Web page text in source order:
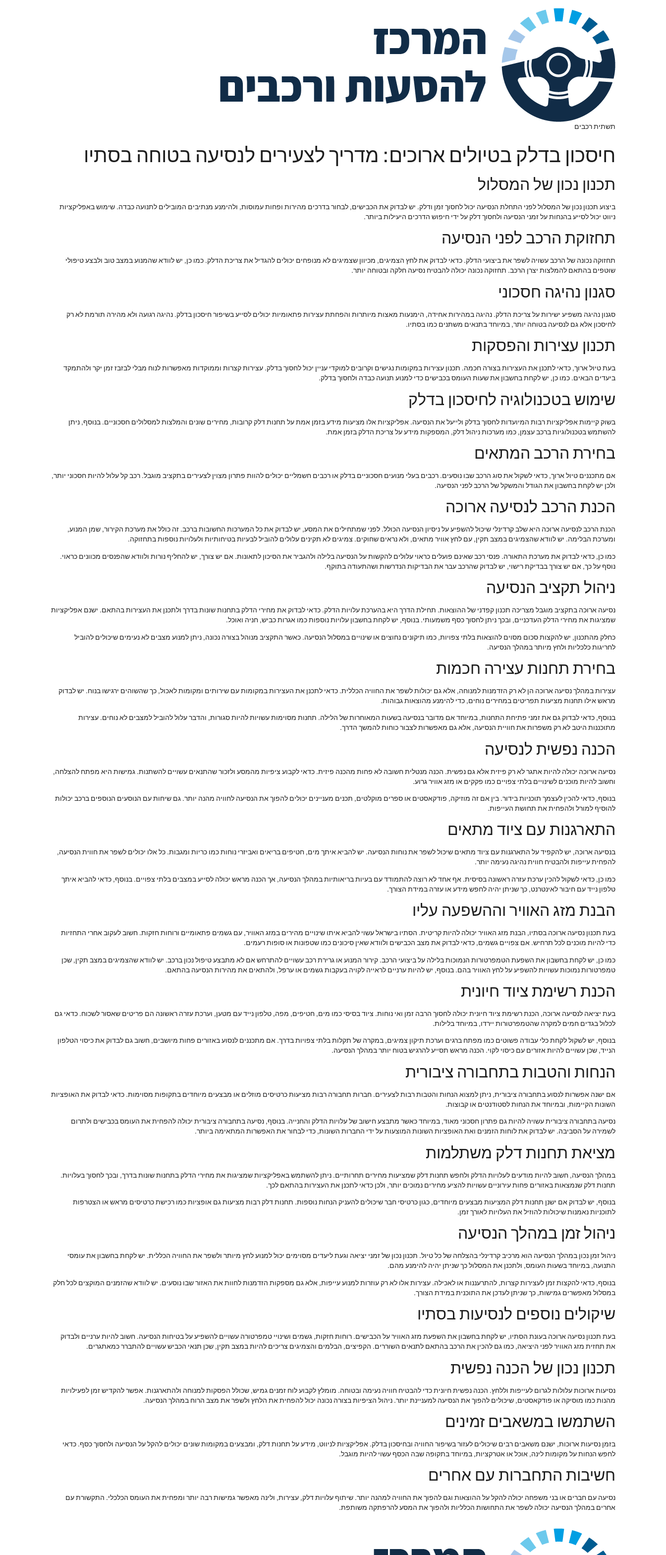
תשתית רכבים
חיסכון בדלק בטיולים ארוכים: מדריך לצעירים לנסיעה בטוחה בסתיו
תכנון נכון של המסלול
ביצוע תכנון נכון של המסלול לפני התחלת הנסיעה יכול לחסוך זמן ודלק. יש לבדוק את הכבישים, לבחור בדרכים מהירות ופחות עמוסות, ולהימנע מנתיבים המובילים לתנועה כבדה. שימוש באפליקציות
ניווט יכול לסייע בהנחות על זמני הנסיעה ולחסוך דלק על ידי חיפוש הדרכים היעילות ביותר.
תחזוקת הרכב לפני הנסיעה
תחזוקה נכונה של הרכב עשויה לשפר את ביצועי הדלק. כדאי לבדוק את לחץ הצמיגים, מכיוון שצמיגים לא מנופחים יכולים להגדיל את צריכת הדלק. כמו כן, יש לוודא שהמנוע במצב טוב ולבצע טיפולי
שוטפים בהתאם להמלצות יצרן הרכב. תחזוקה נכונה יכולה להבטיח נסיעה חלקה ובטוחה יותר.
סגנון נהיגה חסכוני
סגנון נהיגה משפיע ישירות על צריכת הדלק. נהיגה במהירות אחידה, הימנעות מאצות מיותרות והפחתת עצירות פתאומיות יכולים לסייע בשיפור חיסכון בדלק. נהיגה רגועה ולא מהירה תורמת לא רק
לחיסכון אלא גם לנסיעה בטוחה יותר, במיוחד בתנאים משתנים כמו בסתיו.
תכנון עצירות והפסקות
בעת טיול ארוך, כדאי לתכנן את העצירות בצורה חכמה. תכנון עצירות במקומות נגישים וקרובים למוקדי עניין יכול לחסוך בדלק. עצירות קצרות וממוקדות מאפשרות לנוח מבלי לבזבז זמן יקר ולהתמקד
ביעדים הבאים. כמו כן, יש לקחת בחשבון את שעות העומס בכבישים כדי למנוע תנועה כבדה ולחסוך בדלק.
שימוש בטכנולוגיה לחיסכון בדלק
בשוק קיימות אפליקציות רבות המיועדות לחסוך בדלק ולייעל את הנסיעה. אפליקציות אלו מציעות מידע בזמן אמת על תחנות דלק קרובות, מחירים שונים והמלצות למסלולים חסכוניים. בנוסף, ניתן
להשתמש בטכנולוגיות ברכב עצמן, כמו מערכות ניהול דלק, המספקות מידע על צריכת הדלק בזמן אמת.
בחירת הרכב המתאים
אם מתכננים טיול ארוך, כדאי לשקול את סוג הרכב שבו נוסעים. רכבים בעלי מנועים חסכוניים בדלק או רכבים חשמליים יכולים להוות פתרון מצוין לצעירים בתקציב מוגבל. רכב קל עלול להיות חסכוני יותר,
ולכן יש לקחת בחשבון את הגודל והמשקל של הרכב לפני הנסיעה.
הכנת הרכב לנסיעה ארוכה
הכנת הרכב לנסיעה ארוכה היא שלב קרדינלי שיכול להשפיע על ניסיון הנסיעה הכולל. לפני שמתחילים את המסע, יש לבדוק את כל המערכות החשובות ברכב. זה כולל את מערכת הקירור, שמן המנוע,
ומערכת הבלימה. יש לוודא שהצמיגים במצב תקין, עם לחץ אוויר מתאים, ולא נראים שחוקים. צמיגים לא תקינים עלולים להוביל לבעיות בטיחותיות ולעלויות נוספות בתחזוקה.
כמו כן, כדאי לבדוק את מערכת התאורה. פנסי רכב שאינם פועלים כראוי עלולים להקשות על הנסיעה בלילה ולהגביר את הסיכון לתאונות. אם יש צורך, יש להחליף נורות ולוודא שהפנסים מכוונים כראוי.
נוסף על כך, אם יש צורך בבדיקת רישוי, יש לבדוק שהרכב עבר את הבדיקות הנדרשות ושהתעודה בתוקף.
ניהול תקציב הנסיעה
נסיעה ארוכה בתקציב מוגבל מצריכה תכנון קפדני של ההוצאות. תחילת הדרך היא בהערכת עלויות הדלק. כדאי לבדוק את מחירי הדלק בתחנות שונות בדרך ולתכנן את העצירות בהתאם. ישנם אפליקציות
שמציגות את מחירי הדלק העדכניים, ובכך ניתן לחסוך כסף משמעותי. בנוסף, יש לקחת בחשבון עלויות נוספות כמו אגרות כביש, חניה ואוכל.
כחלק מהתכנון, יש להקצות סכום מסוים להוצאות בלתי צפויות, כמו תיקונים נחוצים או שינויים במסלול הנסיעה. כאשר התקציב מנוהל בצורה נכונה, ניתן למנוע מצבים לא נעימים שיכולים להוביל
לחריגות כלכליות ולחץ מיותר במהלך הנסיעה.
בחירת תחנות עצירה חכמות
עצירות במהלך נסיעה ארוכה הן לא רק הזדמנות למנוחה, אלא גם יכולות לשפר את החוויה הכללית. כדאי לתכנן את העצירות במקומות עם שירותים ומקומות לאכול, כך שהשוהים ירגישו בנוח. יש לבדוק
מראש אילו תחנות מציעות תפריטים במחירים נוחים, כדי להימנע מהוצאות גבוהות.
בנוסף, כדאי לבדוק גם את זמני פתיחת התחנות, במיוחד אם מדובר בנסיעה בשעות המאוחרות של הלילה. תחנות מסוימות עשויות להיות סגורות, והדבר עלול להוביל למצבים לא נוחים. עצירות
מתוכננות היטב לא רק משפרות את חוויית הנסיעה, אלא גם מאפשרות לצבור כוחות להמשך הדרך.
הכנה נפשית לנסיעה
נסיעה ארוכה יכולה להיות אתגר לא רק פיזית אלא גם נפשית. הכנה מנטלית חשובה לא פחות מהכנה פיזית. כדאי לקבוע ציפיות מהמסע ולזכור שהתנאים עשויים להשתנות. גמישות היא מפתח להצלחה,
וחשוב להיות מוכנים לשינויים בלתי צפויים כמו פקקים או מזג אוויר גרוע.
בנוסף, כדאי להכין לעצמך תוכניות בידור. בין אם זה מוזיקה, פודקאסטים או ספרים מוקלטים, תכנים מעניינים יכולים להפוך את הנסיעה לחוויה מהנה יותר. גם שיחות עם הנוסעים הנוספים ברכב יכולות
להוסיף למורל ולהפחית את תחושת העייפות.
התארגנות עם ציוד מתאים
בנסיעה ארוכה, יש להקפיד על התארגנות עם ציוד מתאים שיכול לשפר את נוחות הנסיעה. יש להביא איתך מים, חטיפים בריאים ואביזרי נוחות כמו כריות ומגבות. כל אלו יכולים לשפר את חווית הנסיעה,
להפחית עייפות ולהבטיח חווית נהיגה נעימה יותר.
כמו כן, כדאי לשקול להכין ערכת עזרה ראשונה בסיסית. אף אחד לא רוצה להתמודד עם בעיות בריאותיות במהלך הנסיעה, אך הכנה מראש יכולה לסייע במצבים בלתי צפויים. בנוסף, כדאי להביא איתך
טלפון נייד עם חיבור לאינטרנט, כך שניתן יהיה לחפש מידע או עזרה במידת הצורך.
הבנת מזג האוויר וההשפעה עליו
בעת תכנון נסיעה ארוכה בסתיו, הבנת מזג האוויר יכולה להיות קריטית. הסתיו בישראל עשוי להביא איתו שינויים מהירים במזג האוויר, עם גשמים פתאומיים ורוחות חזקות. חשוב לעקוב אחרי התחזיות
כדי להיות מוכנים לכל תרחיש. אם צפויים גשמים, כדאי לבדוק את מצב הכבישים ולוודא שאין סיכונים כמו שטפונות או סופות רעמים.
כמו כן, יש לקחת בחשבון את השפעת הטמפרטורות הנמוכות בלילה על ביצועי הרכב. קירור המנוע או גרירת רכב עשויים להתרחש אם לא מתבצע טיפול נכון ברכב. יש לוודא שהצמיגים במצב תקין, שכן
טמפרטורות נמוכות עשויות להשפיע על לחץ האוויר בהם. בנוסף, יש להיות ערניים לראייה לקויה בעקבות גשמים או ערפל, ולהתאים את מהירות הנסיעה בהתאם.
הכנת רשימת ציוד חיונית
בעת יציאה לנסיעה ארוכה, הכנת רשימת ציוד חיונית יכולה לחסוך הרבה זמן ואי נוחות. ציוד בסיסי כמו מים, חטיפים, מפה, טלפון נייד עם מטען, וערכת עזרה ראשונה הם פריטים שאסור לשכוח. כדאי גם
לכלול בגדים חמים למקרה שהטמפרטורות יירדו, במיוחד בלילות.
בנוסף, יש לשקול לקחת כלי עבודה פשוטים כמו מפתח ברגים וערכת תיקון צמיגים, במקרה של תקלות בלתי צפויות בדרך. אם מתכננים לנסוע באזורים פחות מיושבים, חשוב גם לבדוק את כיסוי הטלפון
הנייד, שכן עשויים להיות אזורים עם כיסוי לקוי. הכנה מראש תסייע להרגיש בטוח יותר במהלך הנסיעה.
הנחות והטבות בתחבורה ציבורית
אם ישנה אפשרות לנסוע בתחבורה ציבורית, ניתן למצוא הנחות והטבות רבות לצעירים. חברות תחבורה רבות מציעות כרטיסים מוזלים או מבצעים מיוחדים בתקופות מסוימות. כדאי לבדוק את האופציות
השונות הקיימות, ובמיוחד את הנחות לסטודנטים או קבוצות.
נסיעה בתחבורה ציבורית עשויה להיות גם פתרון חסכוני מאוד, במיוחד כאשר מתבצע חישוב של עלויות הדלק והחנייה. בנוסף, נסיעה בתחבורה ציבורית יכולה להפחית את העומס בכבישים ולתרום
לשמירה על הסביבה. יש לבדוק את לוחות הזמנים ואת האופציות השונות המוצעות על ידי החברות השונות, כדי לבחור את האפשרות המתאימה ביותר.
מציאת תחנות דלק משתלמות
במהלך הנסיעה, חשוב להיות מודעים לעלויות הדלק ולחפש תחנות דלק שמציעות מחירים תחרותיים. ניתן להשתמש באפליקציות שמציגות את מחירי הדלק בתחנות שונות בדרך, ובכך לחסוך בעלויות.
תחנות דלק שנמצאות באזורים פחות עירוניים עשויות להציע מחירים נמוכים יותר, ולכן כדאי לתכנן את העצירות בהתאם לכך.
בנוסף, יש לבדוק אם ישנן תחנות דלק המציעות מבצעים מיוחדים, כגון כרטיסי חבר שיכולים להעניק הנחות נוספות. תחנות דלק רבות מציעות גם אופציות כמו רכישת כרטיסים מראש או הצטרפות
לתוכניות נאמנות שיכולות להוזיל את העלויות לאורך זמן.
ניהול זמן במהלך הנסיעה
ניהול זמן נכון במהלך הנסיעה הוא מרכיב קרדינלי בהצלחה של כל טיול. תכנון נכון של זמני יציאה וגעת ליעדים מסוימים יכול למנוע לחץ מיותר ולשפר את החוויה הכללית. יש לקחת בחשבון את עומסי
התנועה, במיוחד בשעות העומס, ולתכנן את המסלול כך שניתן יהיה להימנע מהם.
בנוסף, כדאי להקצות זמן לעצירות קצרות, להתרעננות או לאכילה. עצירות אלו לא רק עוזרות למנוע עייפות, אלא גם מספקות הזדמנות לחוות את האזור שבו נוסעים. יש לוודא שהזמנים המוקצים לכל חלק
במסלול מאפשרים גמישות, כך שניתן לעדכן את התוכנית במידת הצורך.
שיקולים נוספים לנסיעות בסתיו
בעת תכנון נסיעה ארוכה בעונת הסתיו, יש לקחת בחשבון את השפעת מזג האוויר על הכבישים. רוחות חזקות, גשמים ושינויי טמפרטורה עשויים להשפיע על בטיחות הנסיעה. חשוב להיות ערניים ולבדוק
את תחזית מזג האוויר לפני היציאה, כמו גם להכין את הרכב בהתאם לתנאים השוררים. הקפיצים, הבלמים והצמיגים צריכים להיות במצב תקין, שכן תנאי הכביש עשויים להתברר כמאתגרים.
תכנון נכון של הכנה נפשית
נסיעות ארוכות עלולות לגרום לעייפות וללחץ. הכנה נפשית חיונית כדי להבטיח חוויה נעימה ובטוחה. מומלץ לקבוע לוח זמנים גמיש, שכולל הפסקות למנוחה ולהתארגנות. אפשר להקדיש זמן לפעילויות
מהנות כמו מוסיקה או פודקאסטים, שיכולים להפוך את הנסיעה למעניינת יותר. ניהול הציפיות בצורה נכונה יכול להפחית את הלחץ ולשפר את מצב הרוח במהלך הנסיעה.
השתמשו במשאבים זמינים
בזמן נסיעות ארוכות, ישנם משאבים רבים שיכולים לעזור בשיפור החוויה ובחיסכון בדלק. אפליקציות לניווט, מידע על תחנות דלק, ומבצעים במקומות שונים יכולים להקל על הנסיעה ולחסוך כסף. כדאי
לחפש הנחות על מקומות לינה, אוכל או אטרקציות, במיוחד בתקופה שבה הכסף עשוי להיות מוגבל.
חשיבות התחברות עם אחרים
נסיעה עם חברים או בני משפחה יכולה להקל על ההוצאות וגם להפוך את החוויה למהנה יותר. שיתוף עלויות דלק, עצירות, ולינה מאפשר גמישות רבה יותר ומפחית את העומס הכלכלי. התקשורת עם
אחרים במהלך הנסיעה יכולה לשפר את התחושות הכלליות ולהפוך את המסע להרפתקה משותפת.